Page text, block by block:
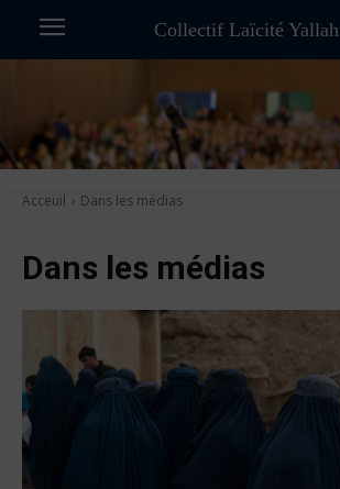
Collectif Laïcité Yallah
Acceuil Dans les médias
Dans les médias